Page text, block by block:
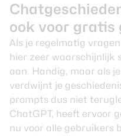
ook voor gratis
Als je regelmatig
hier zeer waarschijnlijk
aan. Handig, maar als
verdwijnt je
prompts dus niet
ChatGPT, heeft ervoor
nu voor alle gebruikers